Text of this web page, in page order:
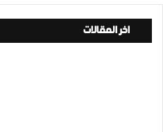
اخر المقالات